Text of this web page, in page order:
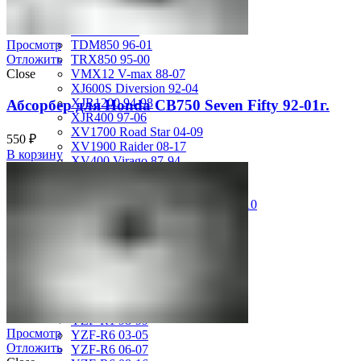
TDM850 96-01
TRX850 95-00
VMX12 V-max 88-07
XJ600S Diversion 92-04
XJR1200 94-98
XJR400 97-06
XV1700 Road Star 04-09
XV1900 Raider 08-17
XV400 Virago 87-94
XVZ1300 Royal Star Venture 01-10
YZF-R1 02-03
YZF-R1 04-06
YZF-R1 98-99
YZF-R6 03-05
YZF-R6 06-07
Просмотр
Отложить
Close
Абсорбер для Honda CB750 Seven Fifty 92-01г.
550 ₽
В корзину
Просмотр
Отложить